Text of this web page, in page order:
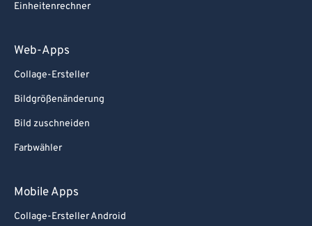
Einheitenrechner
Web-Apps
Collage-Ersteller
Bildgrößenänderung
Bild zuschneiden
Farbwähler
Mobile Apps
Collage-Ersteller Android